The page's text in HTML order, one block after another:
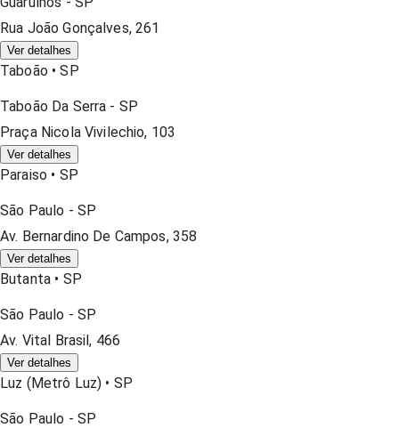
Rua João Gonçalves, 261
Ver detalhes
Taboão •SP
Taboão Da Serra - SP
Praça Nicola Vivilechio, 103
Ver detalhes
Paraiso • SP
São Paulo - SP
Av. Bernardino De Campos, 358
Ver detalhes
Butanta • SP
São Paulo - SP
Av. Vital Brasil, 466
Ver detalhes
Luz (metrô Luz) • SP
São Paulo - SP